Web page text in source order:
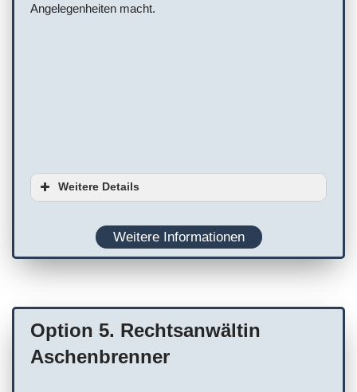
Angelegenheiten macht.
Weitere Details
Weitere Informationen
Option 5. Rechtsanwältin
Aschenbrenner